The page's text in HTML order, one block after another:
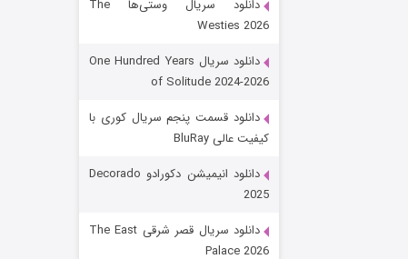
باب اسفنجی فصل ۱۷
قسمت
دانلود سریال وستی‌ها The
Westies 2026
دانلود سریال One Hundred Years
of Solitude 2024-2026
دانلود قسمت پنجم سریال کوری با
کیفیت عالی BluRay
دانلود انیمیشن دکورادو Decorado
2025
دانلود سریال قصر شرقی The East
Palace 2026